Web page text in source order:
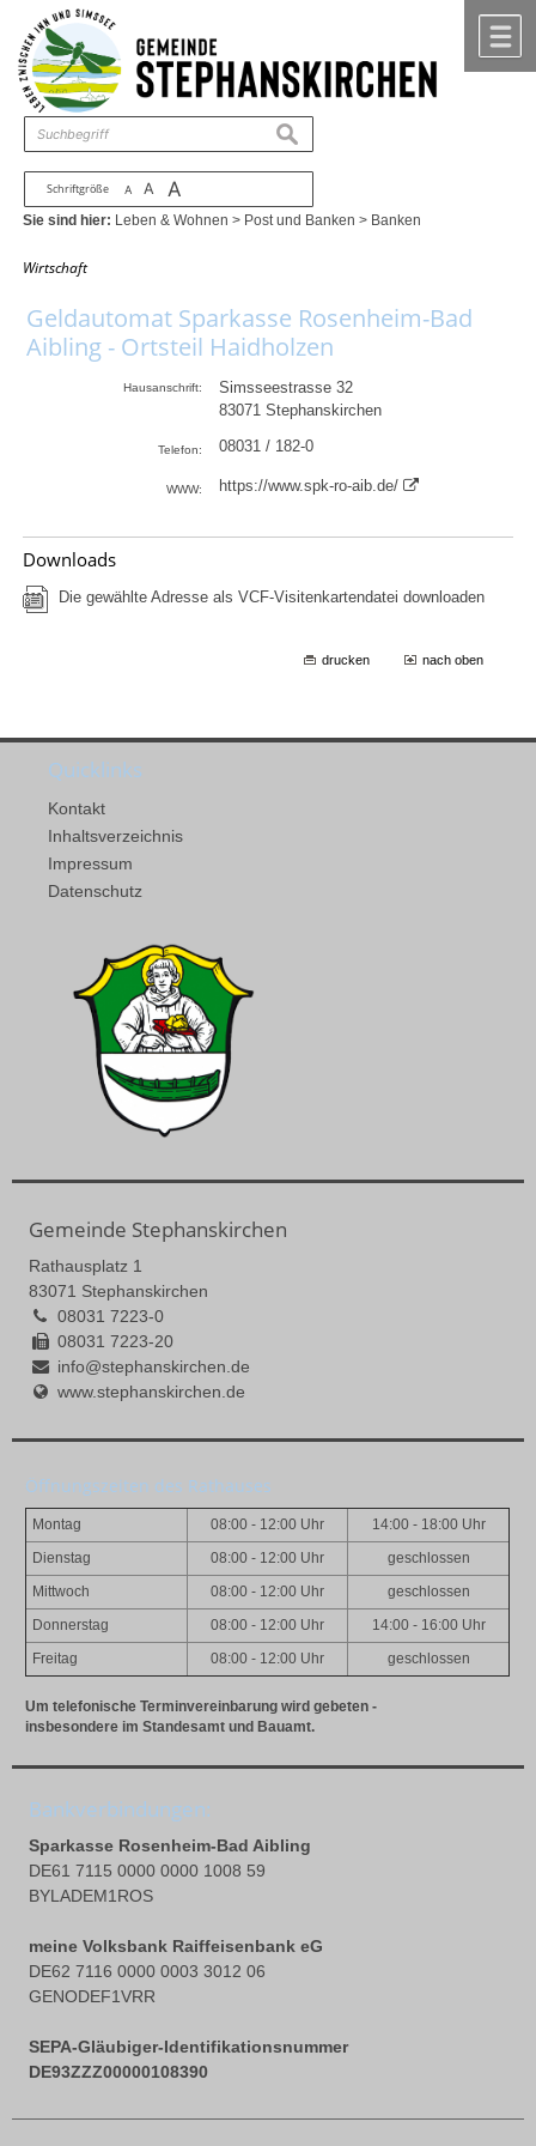
Zum Inhalt ,zur Navigation
Schriftgröße A A A
suchen
Sie sind hier: Leben & Wohnen > Post und Banken > Banken
Wirtschaft
Geldautomat Sparkasse Rosenheim-Bad
Aibling - Ortsteil Haidholzen
Hausanschrift:
Simsseestrasse 32
83071 Stephanskirchen
Telefon: 08031 / 182-0
WWW: https://www.spk-ro-aib.de/
Downloads
Die gewählte Adresse als VCF-Visitenkartendatei downloaden
drucken nach oben
Quicklinks
Kontakt
Inhaltsverzeichnis
Impressum
Datenschutz
Gemeinde Stephanskirchen
Rathausplatz 1
83071 Stephanskirchen
08031 7223-0
08031 7223-20
info@stephanskirchen.de
www.stephanskirchen.de
Öffnungszeiten des Rathauses
Montag 08:00 - 12:00 Uhr 14:00 - 18:00 Uhr
Dienstag 08:00 - 12:00 Uhr geschlossen
Mittwoch 08:00 - 12:00 Uhr geschlossen
Donnerstag 08:00 - 12:00 Uhr 14:00 - 16:00 Uhr
Freitag 08:00 - 12:00 Uhr geschlossen
Um telefonische Terminvereinbarung wird gebeten -
insbesondere im Standesamt und Bauamt.
Bankverbindungen:
Sparkasse Rosenheim-Bad Aibling
DE61 7115 0000 0000 1008 59
BYLADEM1ROS
meine Volksbank Raiffeisenbank eG
DE62 7116 0000 0003 3012 06
GENODEF1VRR
SEPA-Gläubiger-Identifikationsnummer
DE93ZZZ00000108390